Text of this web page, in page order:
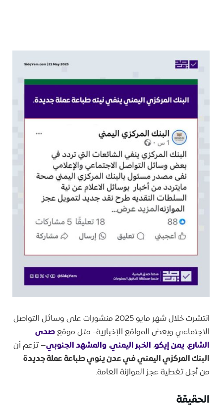
انتشرت خلال شهر مايو 2025 منشورات على وسائل التواصل
الاجتماعي وبعض المواقع الإخبارية- مثل موقعصدى
الشارع،يمن إيكو، الخبر اليمني،والمشهد الجنوبي– تزعم أن
البنك المركزي اليمني في عدن ينوي طباعة عملة جديدة
من أجل تغطية عجز الموازنة العامة.
الحقيقة